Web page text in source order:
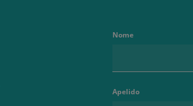
Nome
Apelido